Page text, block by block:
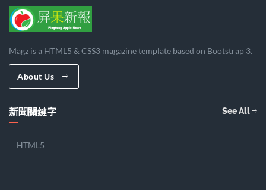
Magz is a HTML5 & CSS3 magazine template based on Bootstrap 3.
About Us
新聞關鍵字 See All
HTML5